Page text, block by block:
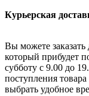
Курьерская
Вы можете
который прибудет
субботу с 9.00 до
поступления
выбрать удобное